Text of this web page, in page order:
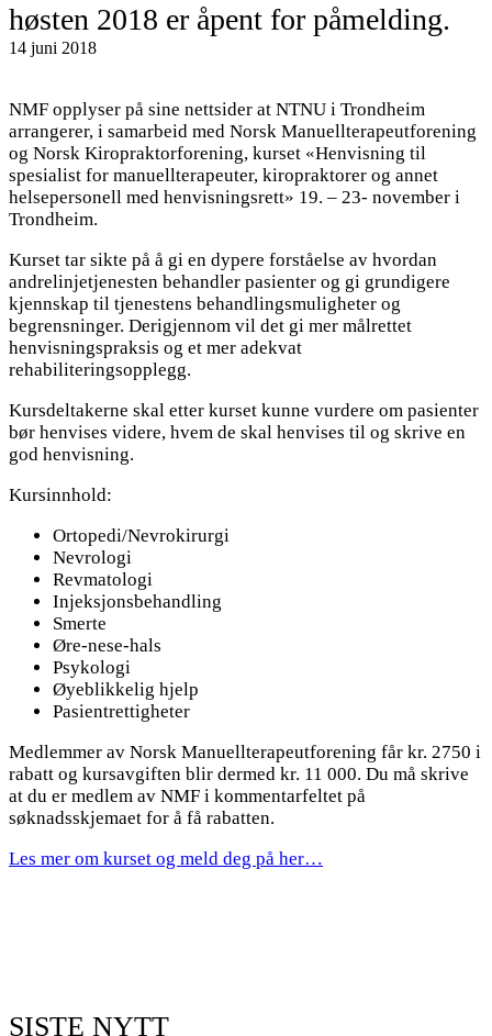
høsten 2018 er åpent for påmelding.
14 juni 2018
NMF opplyser på sine nettsider at NTNU i Trondheim
arrangerer, i samarbeid med Norsk Manuellterapeutforening
og Norsk Kiropraktorforening, kurset «Henvisning til
spesialist for manuellterapeuter, kiropraktorer og annet
helsepersonell med henvisningsrett» 19. – 23- november i
Trondheim.
Kurset tar sikte på å gi en dypere forståelse av hvordan
andrelinjetjenesten behandler pasienter og gi grundigere
kjennskap til tjenestens behandlingsmuligheter og
begrensninger. Derigjennom vil det gi mer målrettet
henvisningspraksis og et mer adekvat
rehabiliteringsopplegg.
Kursdeltakerne skal etter kurset kunne vurdere om pasienter
bør henvises videre, hvem de skal henvises til og skrive en
god henvisning.
Kursinnhold:
Ortopedi/Nevrokirurgi
Nevrologi
Revmatologi
Injeksjonsbehandling
Smerte
Øre-nese-hals
Psykologi
Øyeblikkelig hjelp
Pasientrettigheter
Medlemmer av Norsk Manuellterapeutforening får kr. 2750 i
rabatt og kursavgiften blir dermed kr. 11 000. Du må skrive
at du er medlem av NMF i kommentarfeltet på
søknadsskjemaet for å få rabatten.
Les mer om kurset og meld deg på her…
SISTE NYTT